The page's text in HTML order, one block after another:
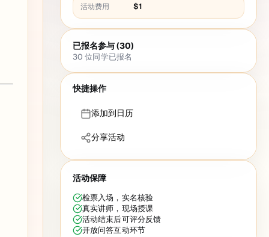
活动费用 $1
已报名参与 (30)
30 位同学已报名
快捷操作
添加到日历
分享活动
活动保障
检票入场，实名核验
真实讲师，现场授课
活动结束后可评分反馈
开放问答互动环节